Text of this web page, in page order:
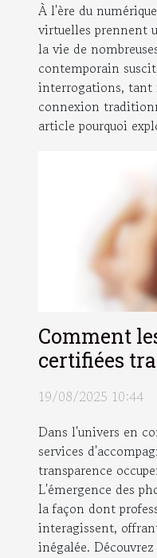
À l'ère du
virtuelles prennent
la vie de
contemporain
interrogations, tant
connexion
article pourquoi
Comment
certifiées
l'industrie
19/08/2025 10:44
Dans l'univers en
services
transparence
L'émergence des
la façon dont
interagissent,
inégalée.